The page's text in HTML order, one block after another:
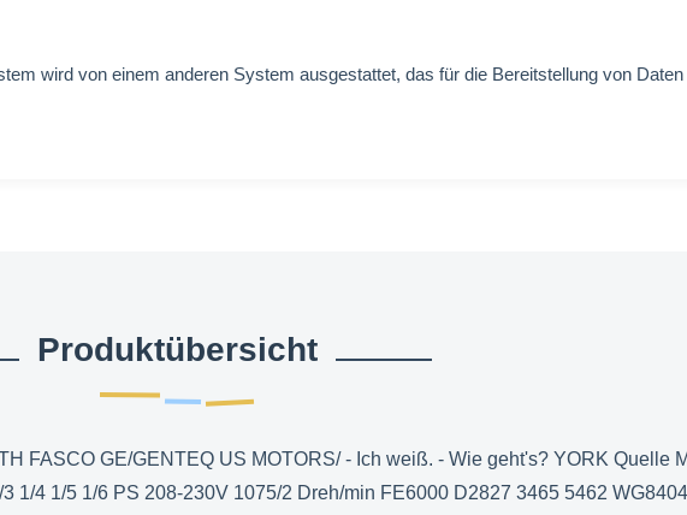
wird von einem anderen System ausgestattet, das für die Bereitstellung von
Produktübersicht
FASCO GE/GENTEQ US MOTORS/ - Ich weiß. - Wie geht's? YORK Quelle
1/4 1/5 1/6 PS 208-230V 1075/2 Dreh/min FE6000 D2827 3465 5462